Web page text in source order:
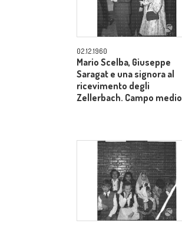
02.12.1960
Mario Scelba, Giuseppe
Saragat e una signora al
ricevimento degli
Zellerbach. Campo medio